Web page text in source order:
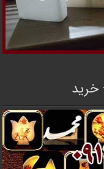
خرید